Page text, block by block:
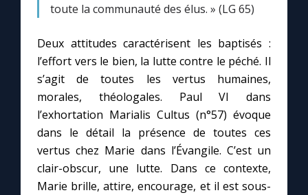
Marie de Nazareth
toute la communauté des élus. » (LG 65)
Deux attitudes caractérisent les baptisés :
l’effort vers le bien, la lutte contre le péché. Il
s’agit de toutes les vertus humaines,
morales, théologales. Paul VI dans
l’exhortation Marialis Cultus (n°57) évoque
dans le détail la présence de toutes ces
vertus chez Marie dans l’Évangile. C’est un
clair-obscur, une lutte. Dans ce contexte,
Marie brille, attire, encourage, et il est sous-